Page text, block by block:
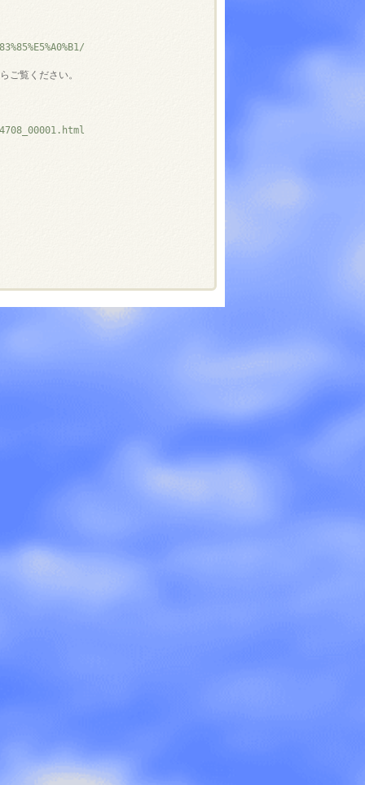
ご覧ください。